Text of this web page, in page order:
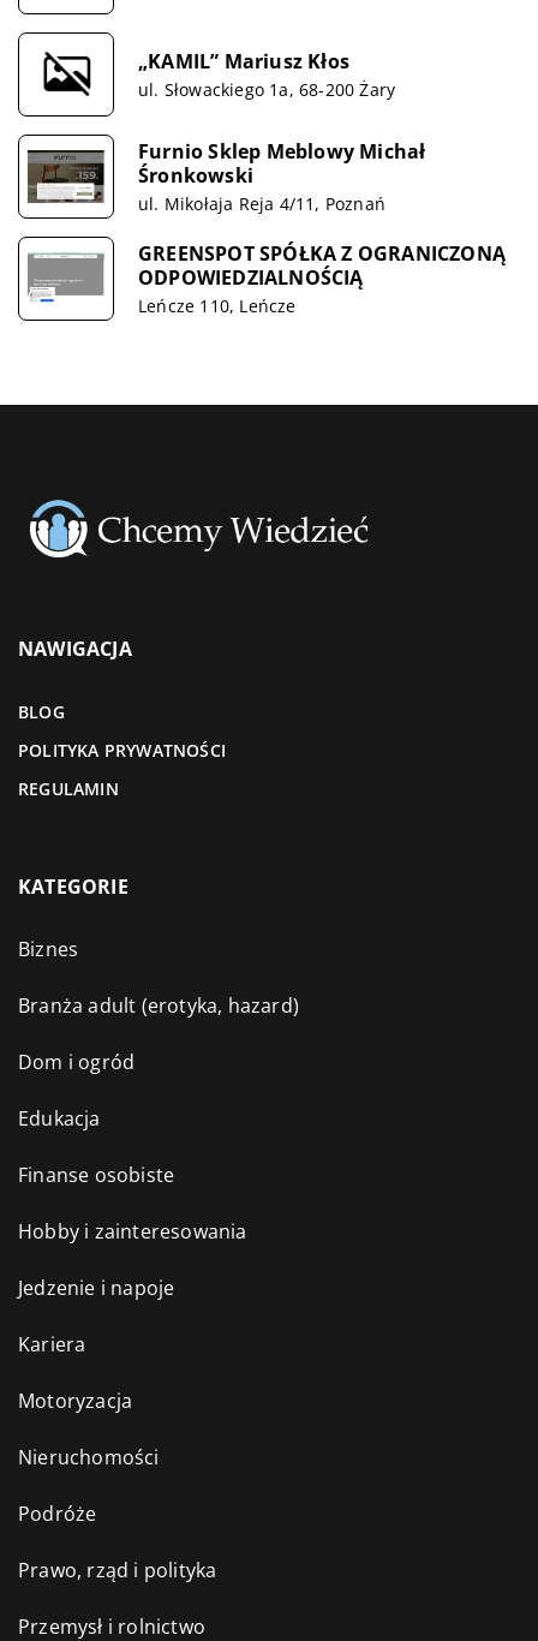
„KAMIL” Mariusz Kłos
ul. Słowackiego 1a, 68-200 Żary
Furnio Sklep Meblowy Michał
Śronkowski
ul. Mikołaja Reja 4/11, Poznań
GREENSPOT SPÓŁKA Z OGRANICZONĄ
ODPOWIEDZIALNOŚCIĄ
Leńcze 110, Leńcze
NAWIGACJA
BLOG
POLITYKA PRYWATNOŚCI
REGULAMIN
KATEGORIE
Biznes
Branża adult (erotyka, hazard)
Dom i ogród
Edukacja
Finanse osobiste
Hobby i zainteresowania
Jedzenie i napoje
Kariera
Motoryzacja
Nieruchomości
Podróże
Prawo, rząd i polityka
Przemysł i rolnictwo